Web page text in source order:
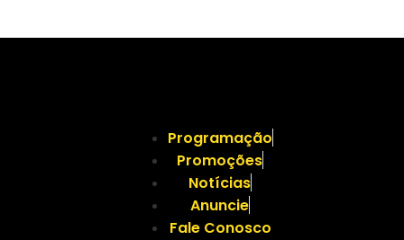
Programação
Promoções
Notícias
Anuncie
Fale Conosco